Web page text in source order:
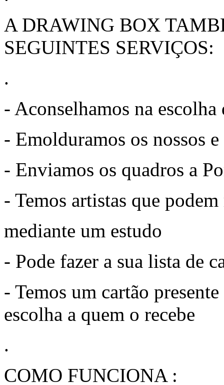
A DRAWING BOX
SEGUINTES SERVIÇOS:
.
- Aconselhamos na
- Emolduramos os nossos
- Enviamos os quadros a
- Temos artistas que
mediante um estudo
- Pode fazer a sua lista de
- Temos um cartão
escolha a quem o recebe
.
COMO FUNCIONA :